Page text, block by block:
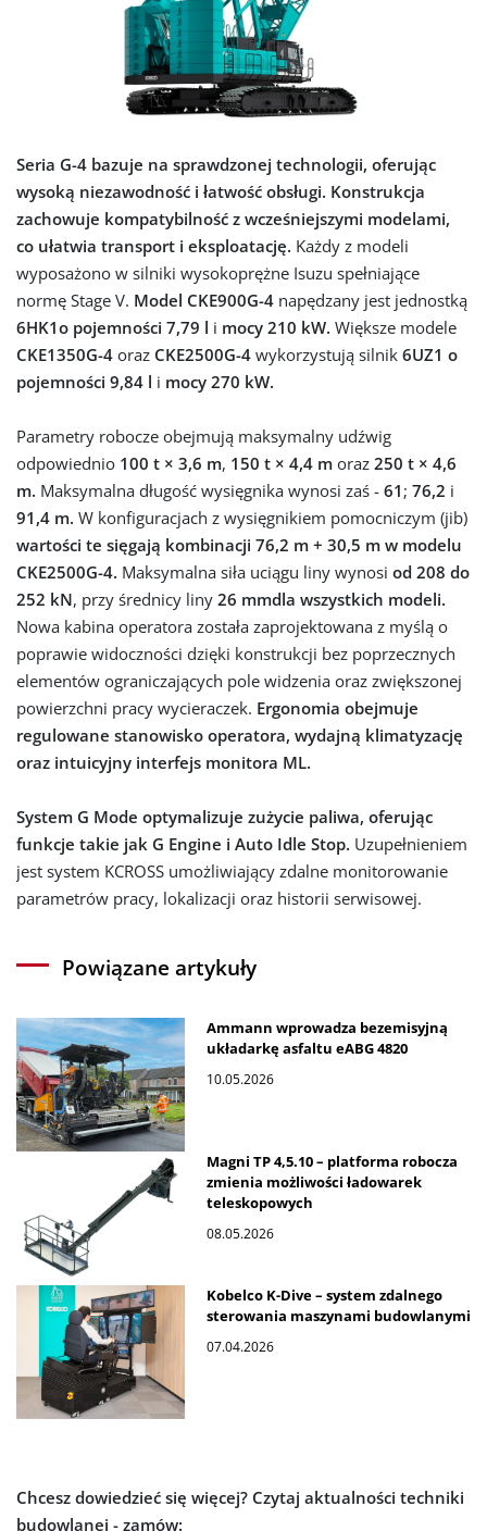
Seria G-4 bazuje na sprawdzonej technologii, oferując
wysoką niezawodność i łatwość obsługi. Konstrukcja
zachowuje kompatybilność z wcześniejszymi modelami,
co ułatwia transport i eksploatację. Każdy z modeli
wyposażono w silniki wysokoprężne Isuzu spełniające
normę Stage V. Model CKE900G-4 napędzany jest jednostką
6HK1o pojemności 7,79 l i mocy 210 kW. Większe modele
CKE1350G-4 oraz CKE2500G-4 wykorzystują silnik 6UZ1 o
pojemności 9,84 l i mocy 270 kW.
Parametry robocze obejmują maksymalny udźwig
odpowiednio 100 t × 3,6 m, 150 t × 4,4 m oraz 250 t × 4,6
m. Maksymalna długość wysięgnika wynosi zaś - 61 ; 76,2 i
91,4 m. W konfiguracjach z wysięgnikiem pomocniczym (jib)
wartości te sięgają kombinacji 76,2 m + 30,5 m w modelu
CKE2500G-4. Maksymalna siła uciągu liny wynosi od 208 do
252 kN, przy średnicy liny 26 mmdla wszystkich modeli.
Nowa kabina operatora została zaprojektowana z myślą o
poprawie widoczności dzięki konstrukcji bez poprzecznych
elementów ograniczających pole widzenia oraz zwiększonej
powierzchni pracy wycieraczek. Ergonomia obejmuje
regulowane stanowisko operatora, wydajną klimatyzację
oraz intuicyjny interfejs monitora ML.
System G Mode optymalizuje zużycie paliwa, oferując
funkcje takie jak G Engine i Auto Idle Stop. Uzupełnieniem
jest system KCROSS umożliwiający zdalne monitorowanie
parametrów pracy, lokalizacji oraz historii serwisowej.
Powiązane artykuły
Ammann wprowadza bezemisyjną
układarkę asfaltu eABG 4820
10.05.2026
Magni TP 4,5.10 – platforma robocza
zmienia możliwości ładowarek
teleskopowych
08.05.2026
Kobelco K-Dive – system zdalnego
sterowania maszynami budowlanymi
07.04.2026
Chcesz dowiedzieć się więcej? Czytaj aktualności techniki
budowlanej - zamów: